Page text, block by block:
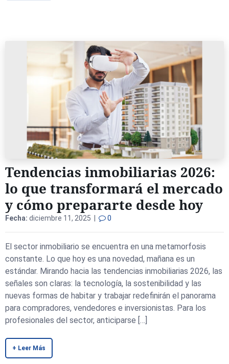
Tendencias inmobiliarias 2026:
lo que transformará el mercado
y cómo prepararte desde hoy
Fecha: diciembre 11, 2025 | 0
El sector inmobiliario se encuentra en una metamorfosis
constante. Lo que hoy es una novedad, mañana es un
estándar. Mirando hacia las tendencias inmobiliarias 2026, las
señales son claras: la tecnología, la sostenibilidad y las
nuevas formas de habitar y trabajar redefinirán el panorama
para compradores, vendedores e inversionistas. Para los
profesionales del sector, anticiparse […]
+ Leer Más